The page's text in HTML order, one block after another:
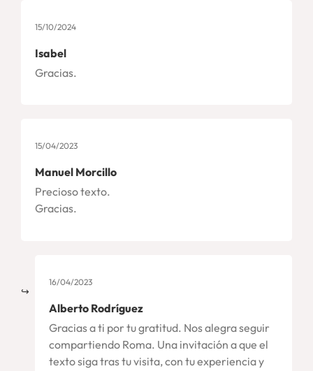
15/10/2024
Isabel
Gracias.
15/04/2023
Manuel Morcillo
Precioso texto.
Gracias.
16/04/2023
Alberto Rodríguez
Gracias a ti por tu gratitud. Nos alegra seguir
compartiendo Roma. Una invitación a que el
texto siga tras tu visita, con tu experiencia y